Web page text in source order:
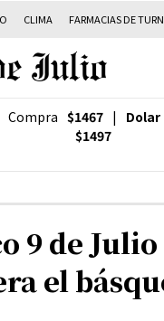
CLIMA FARMACIAS DE
Compra $1467 |
$1497
9 de Julio
el